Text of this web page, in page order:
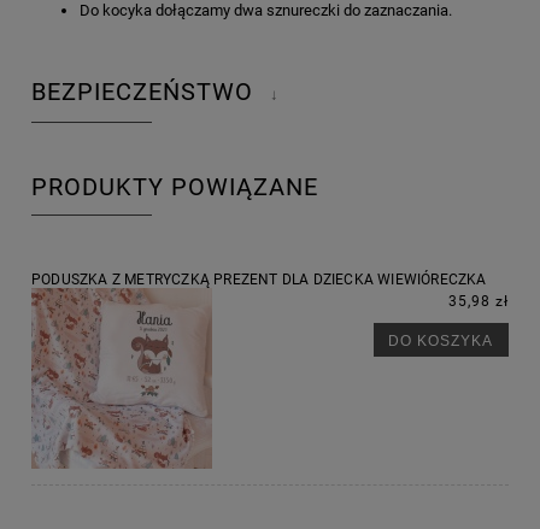
Do kocyka dołączamy dwa sznureczki do zaznaczania.
BEZPIECZEŃSTWO ↓
PRODUKTY POWIĄZANE
PODUSZKA Z METRYCZKĄ PREZENT DLA DZIECKA WIEWIÓRECZKA
35,98 zł
DO KOSZYKA